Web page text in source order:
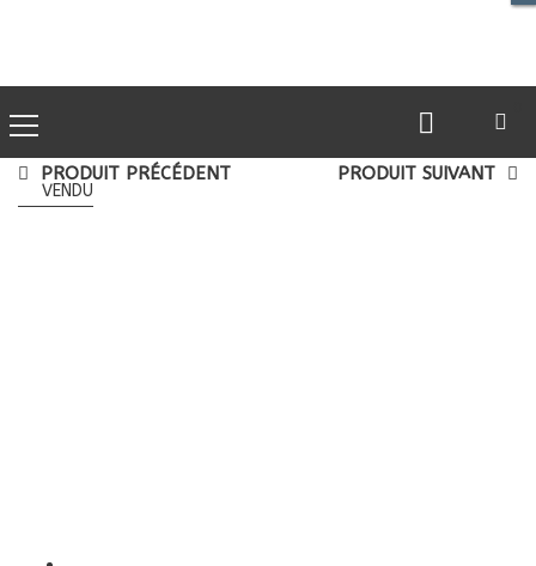
PRODUIT PRÉCÉDENT PRODUIT SUIVANT
VENDU